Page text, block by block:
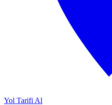
Yol Tarifi Al